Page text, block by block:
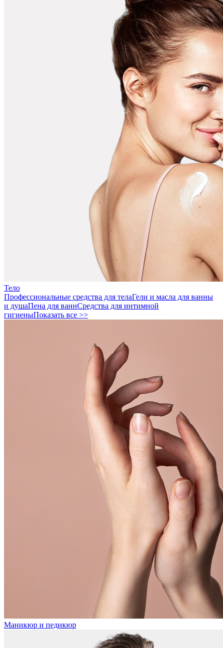
Тело
Профессиональные средства для телаГели и масла для ванны
и душаПена для ваннСредства для интимной
гигиеныПоказать все >>
Маникюр и педикюр